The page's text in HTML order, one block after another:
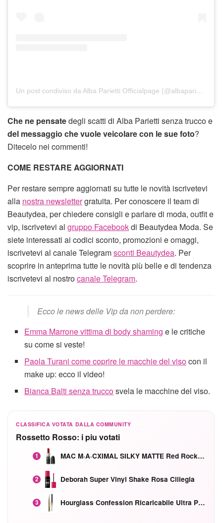
Un post condiviso da Alba Parietti Officialpage (@albaparietti)
Che ne pensatedegli scatti di Alba Parietti senza trucco e
del messaggio che vuole veicolare con le sue foto?
Ditecelo nei commenti!
COME RESTARE AGGIORNATI
Per restare sempre aggiornati su tutte le novità iscrivetevi
alla nostra newslettergratuita. Per conoscere il team di
Beautydea, per chiedere consigli e parlare di moda, outfit e
vip, iscrivetevi al gruppo Facebookdi Beautydea Moda. Se
siete interessati ai codici sconto, promozioni e omaggi,
iscrivetevi al canale Telegramsconti Beautydea. Per
scoprire in anteprima tutte le novità più belle e di tendenza
iscrivetevi al nostrocanale Telegram.
Ecco le news delle Vip da non perdere:
Emma Marrone vittima di body shaming e le critiche
su come si veste!
Paola Turani come coprire le macchie del visocon il
make up: ecco il video!
Bianca Balti senza truccosvela le macchine del viso.
CLASSIFICA VOTATA DALLA COMMUNITY
Rossetto Rosso: i piu votati
1 MAC M·A·CXIMAL SILKY MATTE Red Rock mat
2 Deborah Super Vinyl Shake Rosa Ciliegia
3 Hourglass Confession Ricaricabile Ultra Preciso Ad Alta Intensità Secretly Classic Red